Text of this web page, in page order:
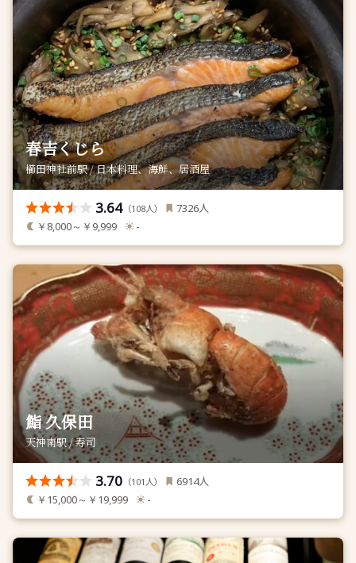
春吉くじら
櫛田神社前駅 / 日本料理、海鮮、居酒屋
3.64（108人） 7326人
￥8,000～￥9,999 -
鮨 久保田
天神南駅 / 寿司
3.70 （101 人） 6914人
￥15,000～￥19,999 -